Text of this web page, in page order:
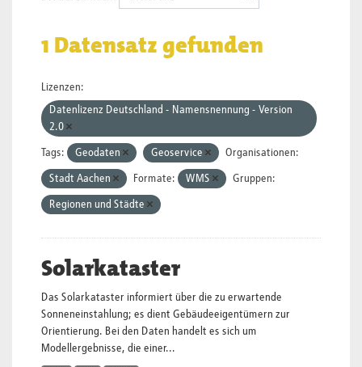
1 Datensatz gefunden
Lizenzen:
Datenlizenz Deutschland - Namensnennung - Version
2.0
Tags: Geodaten Geoservice Organisationen:
Stadt Aachen Formate: WMS Gruppen:
Regionen und Städte
Solarkataster
Das Solarkataster informiert über die zu erwartende
Sonneneinstahlung; es dient Gebäudeeigentümern zur
Orientierung. Bei den Daten handelt es sich um
Modellergebnisse, die einer...